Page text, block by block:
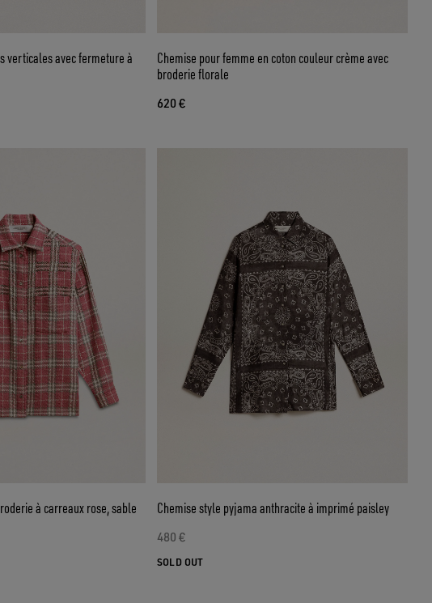
verticales avec fermeture à
Chemise pour femme en coton couleur crème avec
broderie florale
620 €
à carreaux rose, sable
Chemise style pyjama anthracite à imprimé paisley
480 €
SOLD OUT